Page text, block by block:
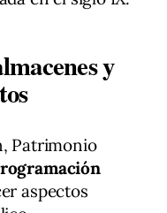
y
Patrimonio
aspectos